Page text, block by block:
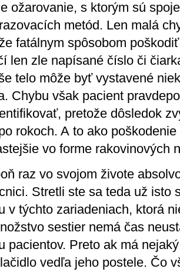
ožarovanie, s ktorým sú
metód. Len malá
fatálnym spôsobom
len zle napísané číslo či
telo môže byť vystavené
Chybu však pacient
pretože dôsledok
rokoch. A to ako
vo forme rakovinových
raz vo svojom živote
Stretli ste sa teda už isto
v týchto zariadeniach, ktorá
sestier nemá čas
pacientov. Preto ak má
vedľa jeho postele. Čo